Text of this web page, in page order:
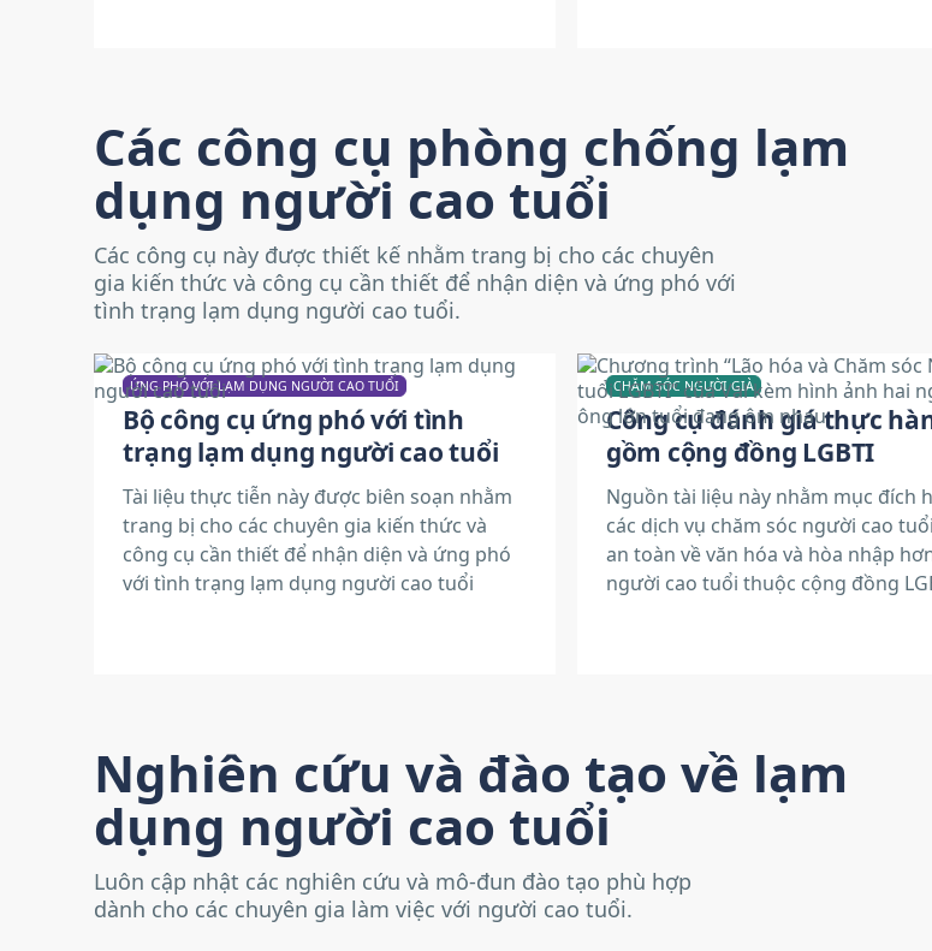
Các công cụ phòng chống lạm
dụng người cao tuổi
Các công cụ này được thiết kế nhằm trang bị cho các chuyên
gia kiến thức và công cụ cần thiết để nhận diện và ứng phó với
tình trạng lạm dụng người cao tuổi.
ỨNG PHÓ VỚI LẠM DỤNG NGƯỜI CAO TUỔI
Bộ công cụ ứng phó với tình
trạng lạm dụng người cao tuổi
Tài liệu thực tiễn này được biên soạn nhằm
trang bị cho các chuyên gia kiến thức và
công cụ cần thiết để nhận diện và ứng phó
với tình trạng lạm dụng người cao tuổi
CHĂM SÓC NGƯỜI GIÀ
Công cụ đánh giá thực
gồm cộng đồng LGBTI
Nguồn tài liệu này nhằm mục đích
các dịch vụ chăm sóc người cao
an toàn về văn hóa và hòa nhập
người cao tuổi thuộc cộng đồng
Nghiên cứu và đào tạo về lạm
dụng người cao tuổi
Luôn cập nhật các nghiên cứu và mô-đun đào tạo phù hợp
dành cho các chuyên gia làm việc với người cao tuổi.